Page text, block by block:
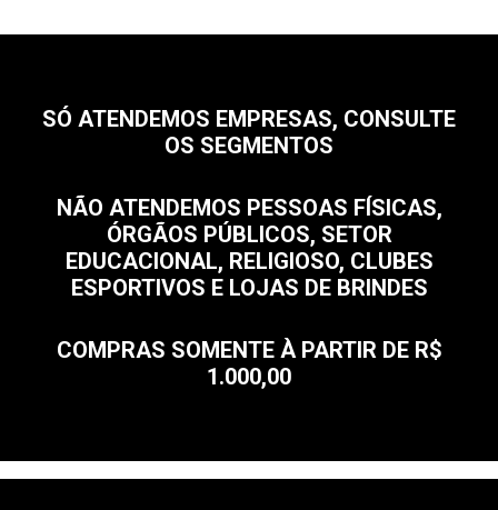
SÓ ATENDEMOS EMPRESAS, CONSULTE
OS SEGMENTOS
NÃO ATENDEMOS PESSOAS FÍSICAS,
ÓRGÃOS PÚBLICOS, SETOR
EDUCACIONAL, RELIGIOSO, CLUBES
ESPORTIVOS E LOJAS DE BRINDES
COMPRAS SOMENTE À PARTIR DE R$
1.000,00